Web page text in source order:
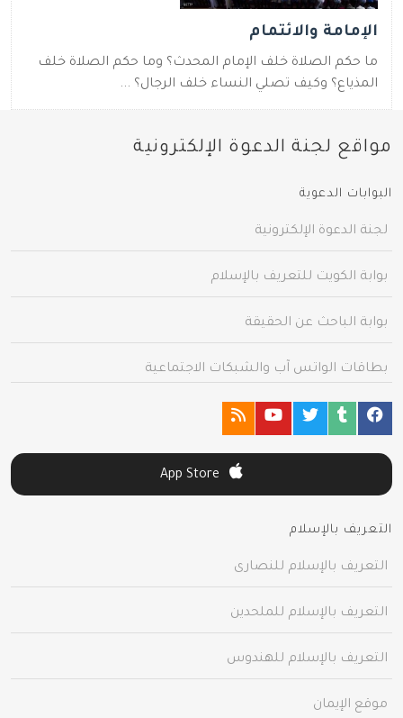
الإمامة والائتمام
ما حكم الصلاة خلف الإمام المحدث؟ وما حكم الصلاة خلف
المذياع؟ وكيف تصلي النساء خلف الرجال؟ ...
مواقع لجنة الدعوة الإلكترونية
البوابات الدعوية
لجنة الدعوة الإلكترونية
بوابة الكويت للتعريف بالإسلام
بوابة الباحث عن الحقيقة
بطاقات الواتس آب والشبكات الاجتماعية
التعريف بالإسلام
التعريف بالإسلام للنصارى
التعريف بالإسلام للملحدين
التعريف بالإسلام للهندوس
موقع الإيمان